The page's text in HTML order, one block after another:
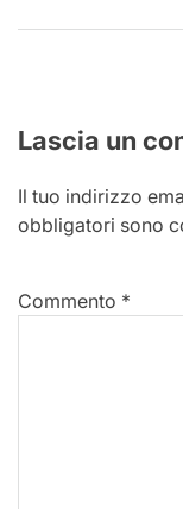
Lascia un
Il tuo indirizzo
obbligatori sono
Commento *